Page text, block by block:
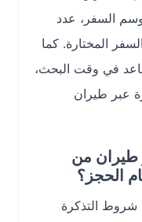
عدد
كما
وقت البحث،
طيران
من
التذكرة